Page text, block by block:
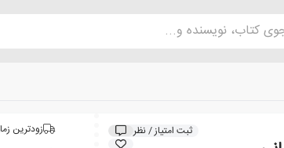
کتاب، نویسنده و...
ثبت امتیاز / نظر زودترین